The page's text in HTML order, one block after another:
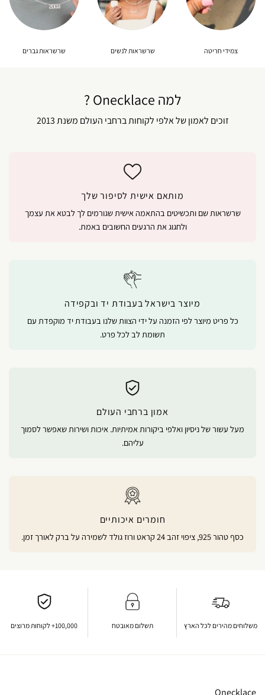
צמידי חריטה שרשראות לנשים שרשראות גברים
למה Onecklace ?
זוכים לאמון של אלפי לקוחות ברחבי העולם משנת 2013
מותאם אישית לסיפור שלך
שרשראות שם ותכשיטים בהתאמה אישית שגורמים לך לבטא את עצמך
ולחגוג את הרגעים החשובים באמת.
מיוצר בישראל בעבודת יד ובקפידה
כל פריט מיוצר לפי הזמנה על ידי הצוות שלנו בעבודת יד מוקפדת עם
תשומת לב לכל פרט.
אמון ברחבי העולם
מעל עשור של ניסיון ואלפי ביקורות אמיתיות. איכות ושירות שאפשר לסמוך
עליהם.
חומרים איכותיים
כסף טהור 925, ציפוי זהב 24 קראט ורוז גולד לשמירה על ברק לאורך זמן.
משלוחים מהירים לכל הארץ תשלום מאובטח 100,000+ לקוחות מרוצים
Onecklace